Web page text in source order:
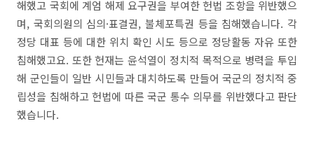
해했고 국회에 계엄 해제 요구권을 부여한 헌법 조항을 위반했으
며, 국회의원의 심의·표결권, 불체포특권 등을 침해했습니다. 각
정당 대표 등에 대한 위치 확인 시도 등으로 정당활동 자유 또한
침해했고요. 또한 헌재는 윤석열이 정치적 목적으로 병력을 투입
해 군인들이 일반 시민들과 대치하도록 만들어 국군의 정치적 중
립성을 침해하고 헌법에 따른 국군 통수 의무를 위반했다고 판단
했습니다.